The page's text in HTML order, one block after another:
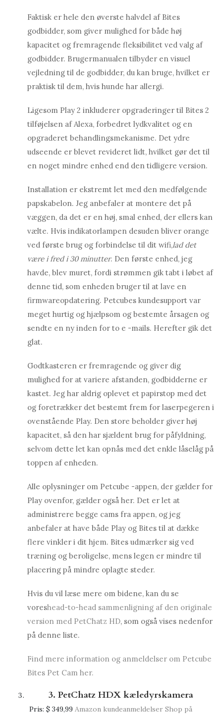
Faktisk er hele den øverste halvdel af Bites
godbidder, som giver mulighed for både høj
kapacitet og fremragende fleksibilitet ved valg af
godbidder. Brugermanualen tilbyder en visuel
vejledning til de godbidder, du kan bruge, hvilket er
praktisk til dem, hvis hunde har allergi.
Ligesom Play 2 inkluderer opgraderinger til Bites 2
tilføjelsen af ​​Alexa, forbedret lydkvalitet og en
opgraderet behandlingsmekanisme. Det ydre
udseende er blevet revideret lidt, hvilket gør det til
en noget mindre enhed end den tidligere version.
Installation er ekstremt let med den medfølgende
papskabelon. Jeg anbefaler at montere det på
væggen, da det er en høj, smal enhed, der ellers kan
vælte. Hvis indikatorlampen desuden bliver orange
ved første brug og forbindelse til dit wifi,lad det
være i fred i 30 minutter. Den første enhed, jeg
havde, blev muret, fordi strømmen gik tabt i løbet af
denne tid, som enheden bruger til at lave en
firmwareopdatering. Petcubes kundesupport var
meget hurtig og hjælpsom og bestemte årsagen og
sendte en ny inden for to e -mails. Herefter gik det
glat.
Godtkasteren er fremragende og giver dig
mulighed for at variere afstanden, godbidderne er
kastet. Jeg har aldrig oplevet et papirstop med det
og foretrækker det bestemt frem for laserpegeren i
ovenstående Play. Den store beholder giver høj
kapacitet, så den har sjældent brug for påfyldning,
selvom dette let kan opnås med det enkle låselåg på
toppen af ​​enheden.
Alle oplysninger om Petcube -appen, der gælder for
Play ovenfor, gælder også her. Det er let at
administrere begge cams fra appen, og jeg
anbefaler at have både Play og Bites til at dække
flere vinkler i dit hjem. Bites udmærker sig ved
træning og beroligelse, mens legen er mindre til
placering på mindre oplagte steder.
Hvis du vil læse mere om bidene, kan du se
voreshead-to-head sammenligning af den originale
version med PetChatz HD, som også vises nedenfor
på denne liste.
Find mere information og anmeldelser om Petcube
Bites Pet Cam her.
3. PetChatz HDX kæledyrskamera
Pris: $ 349,99 Amazon kundeanmeldelser Shop på